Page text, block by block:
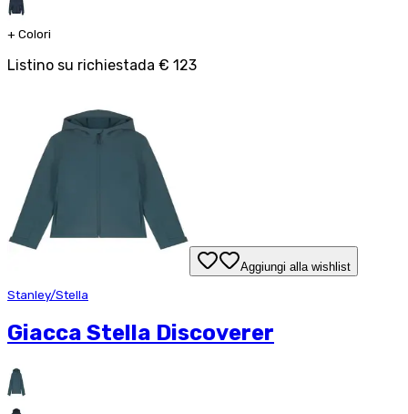
+ Colori
Listino su richiestada € 123
Aggiungi alla wishlist
Stanley/Stella
Giacca Stella Discoverer